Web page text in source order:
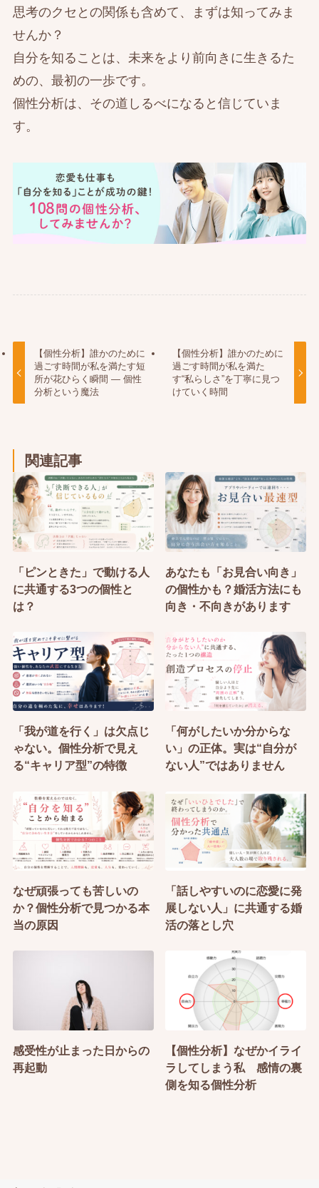
思考のクセとの関係も含めて、まずは知ってみま
せんか？
自分を知ることは、未来をより前向きに生きるた
めの、最初の一歩です。
個性分析は、その道しるべになると信じていま
す。
【個性分析】誰かのために
過ごす時間が私を満たす短
所が花ひらく瞬間 ― 個性
分析という魔法
【個性分析】誰かのために
過ごす時間が私を満た
す“私らしさ”を丁寧に見つ
けていく時間
関連記事
「ピンときた」で動ける人
に共通する3つの個性と
は？
あなたも「お見合い向き」
の個性かも？婚活方法にも
向き・不向きがあります
「我が道を行く」は欠点じ
ゃない。個性分析で見え
る“キャリア型”の特徴
「何がしたいか分からな
い」の正体。実は“自分が
ない人”ではありません
なぜ頑張っても苦しいの
か？個性分析で見つかる本
当の原因
「話しやすいのに恋愛に発
展しない人」に共通する婚
活の落とし穴
感受性が止まった日からの
再起動
【個性分析】なぜかイライ
ラしてしまう私 感情の裏
側を知る個性分析